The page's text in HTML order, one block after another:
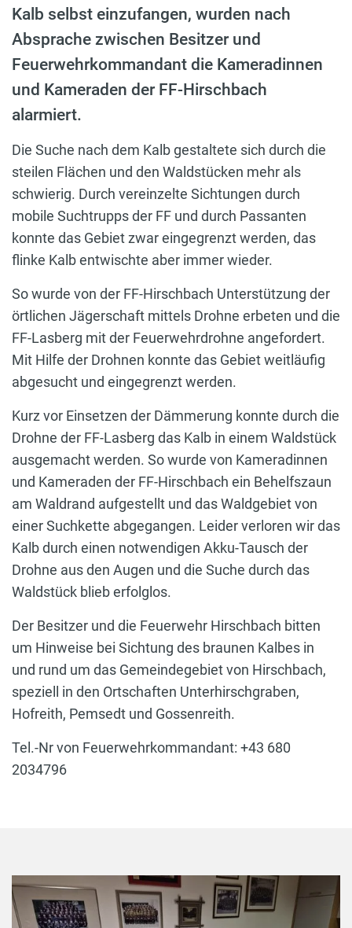
Kalb selbst einzufangen, wurden nach
Absprache zwischen Besitzer und
Feuerwehrkommandant die Kameradinnen
und Kameraden der FF-Hirschbach
alarmiert.
Die Suche nach dem Kalb gestaltete sich durch die
steilen Flächen und den Waldstücken mehr als
schwierig. Durch vereinzelte Sichtungen durch
mobile Suchtrupps der FF und durch Passanten
konnte das Gebiet zwar eingegrenzt werden, das
flinke Kalb entwischte aber immer wieder.
So wurde von der FF-Hirschbach Unterstützung der
örtlichen Jägerschaft mittels Drohne erbeten und die
FF-Lasberg mit der Feuerwehrdrohne angefordert.
Mit Hilfe der Drohnen konnte das Gebiet weitläufig
abgesucht und eingegrenzt werden.
Kurz vor Einsetzen der Dämmerung konnte durch die
Drohne der FF-Lasberg das Kalb in einem Waldstück
ausgemacht werden. So wurde von Kameradinnen
und Kameraden der FF-Hirschbach ein Behelfszaun
am Waldrand aufgestellt und das Waldgebiet von
einer Suchkette abgegangen. Leider verloren wir das
Kalb durch einen notwendigen Akku-Tausch der
Drohne aus den Augen und die Suche durch das
Waldstück blieb erfolglos.
Der Besitzer und die Feuerwehr Hirschbach bitten
um Hinweise bei Sichtung des braunen Kalbes in
und rund um das Gemeindegebiet von Hirschbach,
speziell in den Ortschaften Unterhirschgraben,
Hofreith, Pemsedt und Gossenreith.
Tel.-Nr von Feuerwehrkommandant: +43 680
2034796